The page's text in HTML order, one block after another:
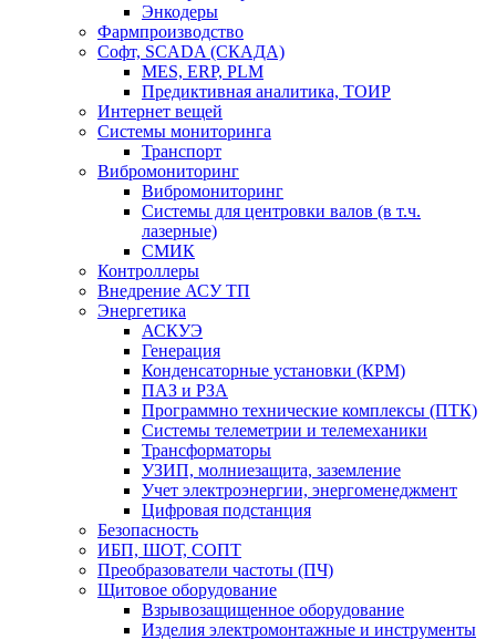
Энкодеры
Фармпроизводство
Софт, SCADA (СКАДА)
MES, ERP, PLM
Предиктивная аналитика, ТОИР
Интернет вещей
Системы мониторинга
Транспорт
Вибромониторинг
Вибромониторинг
Системы для центровки валов (в т.ч.
лазерные)
СМИК
Контроллеры
Внедрение АСУ ТП
Энергетика
АСКУЭ
Генерация
Конденсаторные установки (КРМ)
ПАЗ и РЗА
Программно технические комплексы (ПТК)
Системы телеметрии и телемеханики
Трансформаторы
УЗИП, молниезащита, заземление
Учет электроэнергии, энергоменеджмент
Цифровая подстанция
Безопасность
ИБП, ШОТ, СОПТ
Преобразователи частоты (ПЧ)
Щитовое оборудование
Взрывозащищенное оборудование
Изделия электромонтажные и инструменты